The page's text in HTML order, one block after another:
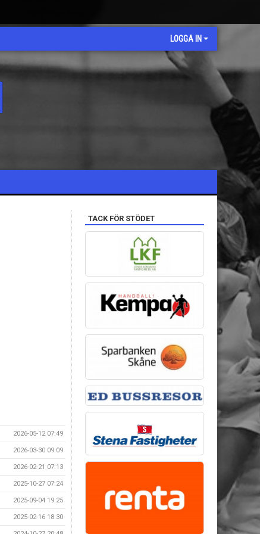
LOGGA IN
2026-05-12 07:49
2026-03-30 09:09
2026-02-21 07:13
2025-10-27 07:24
2025-09-04 19:25
2025-02-16 18:30
TACK FÖR STÖDET